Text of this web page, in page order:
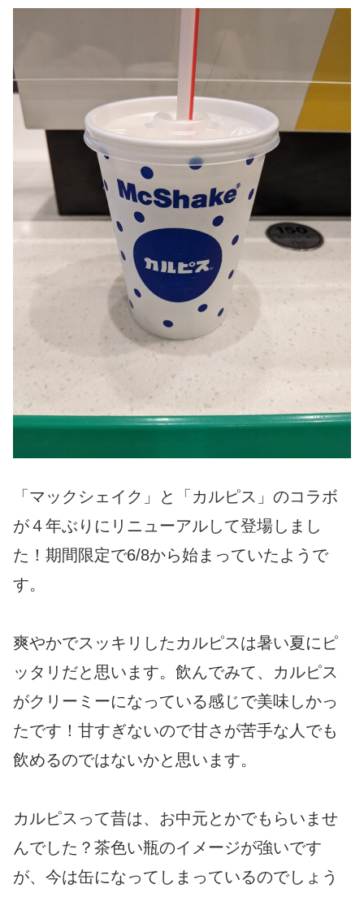
「マックシェイク」と「カルピス」のコラボ
が４年ぶりにリニューアルして登場しまし
た！期間限定で6/8から始まっていたようで
す。
爽やかでスッキリしたカルピスは暑い夏にピ
ッタリだと思います。飲んでみて、カルピス
がクリーミーになっている感じで美味しかっ
たです！甘すぎないので甘さが苦手な人でも
飲めるのではないかと思います。
カルピスって昔は、お中元とかでもらいませ
んでした？茶色い瓶のイメージが強いです
が、今は缶になってしまっているのでしょう